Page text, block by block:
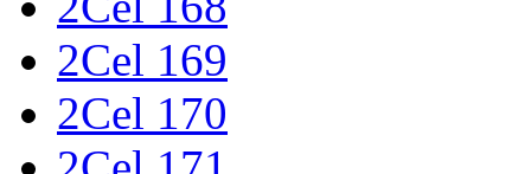
2Cel 169
2Cel 170